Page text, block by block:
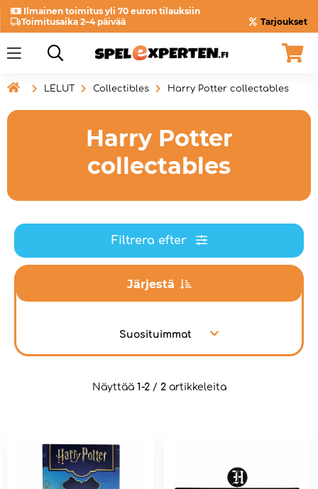
Ilmainen toimitus yli 70 euron tilauksiin
Toimitusaika 2–4 päivää
Tarjoukset
 LELUT Collectibles Harry Potter collectables
Harry Potter
collectables
Filtrera efter
Järjestä
Suosituimmat
Näyttää 1-2/ 2artikkeleita